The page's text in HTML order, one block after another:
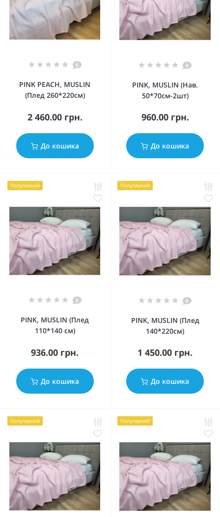
0
PINK PEACH, MUSLIN
(Плед 260*220см)
2 460.00 грн.
До кошика
0
PINK, MUSLIN (Нав.
50*70см-2шт)
960.00 грн.
До кошика
Популярний
0
PINK, MUSLIN (Плед
110*140 см)
936.00 грн.
До кошика
Популярний
0
PINK, MUSLIN (Плед
140*220см)
1 450.00 грн.
До кошика
Популярний Популярний